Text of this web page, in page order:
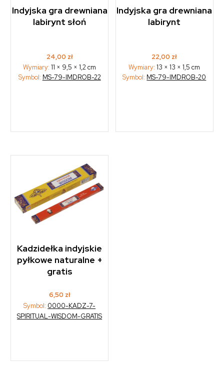
Indyjska gra drewniana
labirynt słoń
24,00 zł
Wymiary:11 × 9,5 × 1,2 cm
Symbol: MS-79-IMDROB-22
Indyjska gra drewniana
labirynt
22,00 zł
Wymiary:13 × 13 × 1,5 cm
Symbol: MS-79-IMDROB-20
Kadzidełka indyjskie
pyłkowe naturalne +
gratis
6,50 zł
Symbol: 0000-KADZ-7-
SPIRITUAL-WISDOM-GRATIS